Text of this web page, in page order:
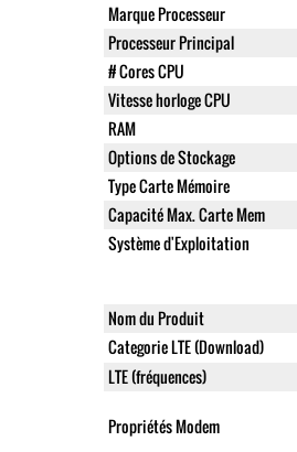
Marque Processeur
Processeur Principal
# Cores CPU
Vitesse horloge CPU
RAM
Options de Stockage
Type Carte Mémoire
Capacité Max. Carte Mem
Système d'Exploitation
Nom du Produit
Categorie LTE (Download)
LTE (fréquences)
Propriétés Modem